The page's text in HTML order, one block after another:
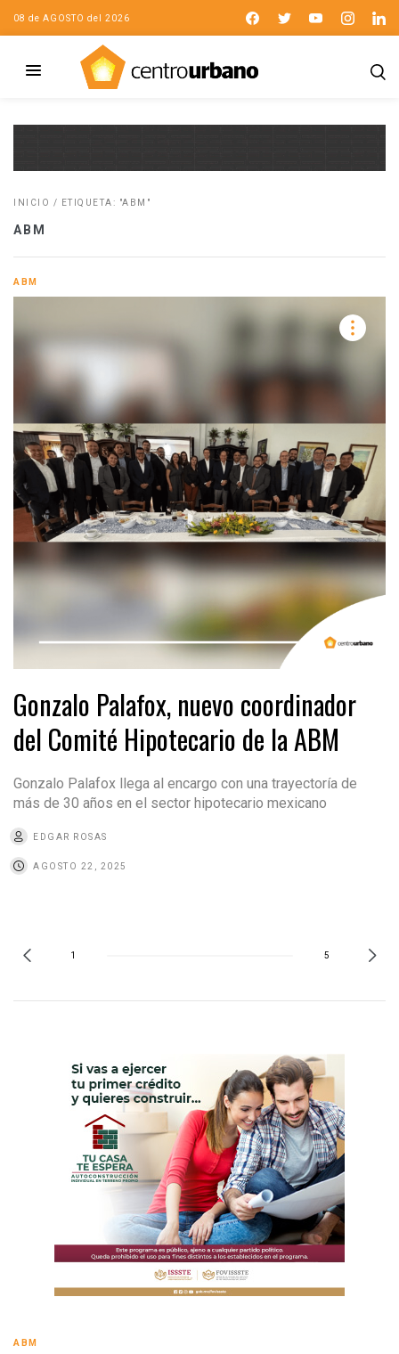
08 de AGOSTO del 2026
INICIO / ETIQUETA: "ABM"
ABM
ABM
Gonzalo Palafox, nuevo coordinador
del Comité Hipotecario de la ABM
Gonzalo Palafox llega al encargo con una trayectoría de
más de 30 años en el sector hipotecario mexicano
EDGAR ROSAS
AGOSTO 22, 2025
1 5
ABM